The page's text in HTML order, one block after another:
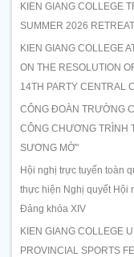
KIEN GIANG COLLEGE
SUMMER 2026
KIEN GIANG COLLEGE
ON THE RESOLUTION
14TH PARTY CENTRAL
CÔNG ĐOÀN TRƯỜNG
CÔNG CHƯƠNG TRÌNH
SƯƠNG MỜ"
Hội nghị trực tuyến toàn
thực hiện Nghị quyết Hội
Đảng khóa XIV
KIEN GIANG COLLEGE
PROVINCIAL SPORTS